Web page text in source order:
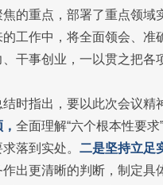
的重点，部署了重点领
工作中，将全面领会、
干事创业，一以贯之把各
时指出，要以此次会议精
全面理解“六个根本性要
落到实处。 二是坚持立足
出更清晰的判断，制定具